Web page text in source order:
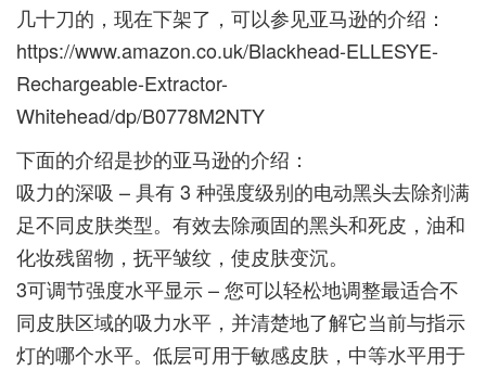
几十刀的，现在下架了，可以参见亚马逊的介绍：
https://www.amazon.co.uk/Blackhead-ELLESYE-
Rechargeable-Extractor-
Whitehead/dp/B0778M2NTY
下面的介绍是抄的亚马逊的介绍：
吸力的深吸 – 具有 3 种强度级别的电动黑头去除剂满
足不同皮肤类型。有效去除顽固的黑头和死皮，油和
化妆残留物，抚平皱纹，使皮肤变沉。
3可调节强度水平显示 – 您可以轻松地调整最适合不
同皮肤区域的吸力水平，并清楚地了解它当前与指示
灯的哪个水平。低层可用于敏感皮肤，中等水平用于